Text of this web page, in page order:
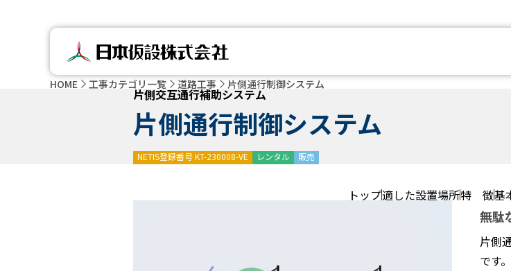
HOME 工事カテゴリ一覧 道路工事 片側通行制御システム
片側交互通行補助システム
片側通行制御システム
NETIS登録番号 KT-230008-VE レンタル 販売
トップ適した設置場所特 徴基
無駄
片側
です